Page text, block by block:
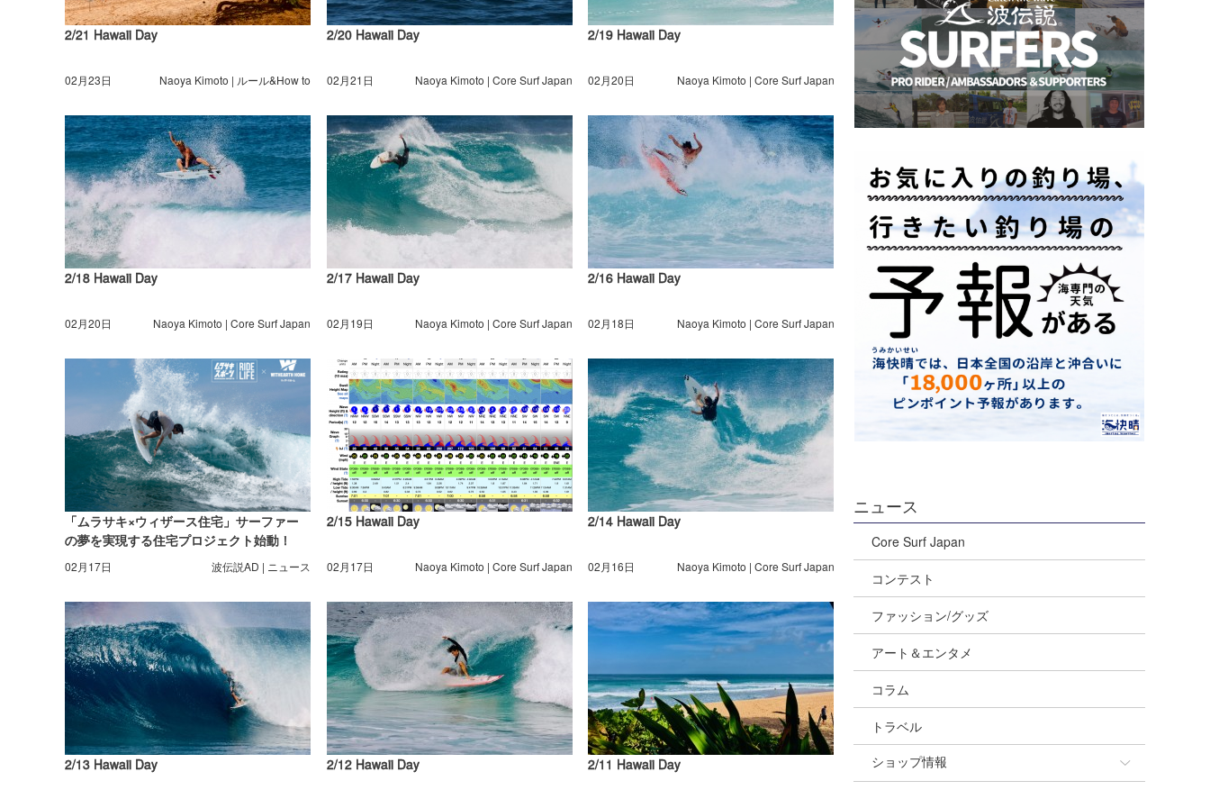
2/21 Hawaii Day
02月23日 Naoya Kimoto | ルール&How to
2/20 Hawaii Day
02月21日 Naoya Kimoto | Core Surf Japan
2/19 Hawaii Day
02月20日 Naoya Kimoto | Core Surf Japan
2/18 Hawaii Day
02月20日 Naoya Kimoto | Core Surf Japan
2/17 Hawaii Day
02月19日 Naoya Kimoto | Core Surf Japan
2/16 Hawaii Day
02月18日 Naoya Kimoto | Core Surf Japan
「ムラサキ×ウィザース住宅」サーファー
の夢を実現する住宅プロジェクト始動！
【AD】
02月17日 波伝説AD | ニュース
2/15 Hawaii Day
02月17日 Naoya Kimoto | Core Surf Japan
2/14 Hawaii Day
02月16日 Naoya Kimoto | Core Surf Japan
2/13 Hawaii Day 2/12 Hawaii Day 2/11 Hawaii Day
ニュース
Core Surf Japan
コンテスト
ファッション/グッズ
アート＆エンタメ
コラム
トラベル
ショップ情報